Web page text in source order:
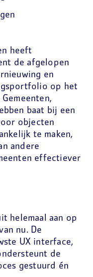
heeft
de afgelopen
en
op het
baat bij een
objecten
te maken,
andere
effectiever
helemaal aan op
nu. De
UX interface,
de
gestuurd én